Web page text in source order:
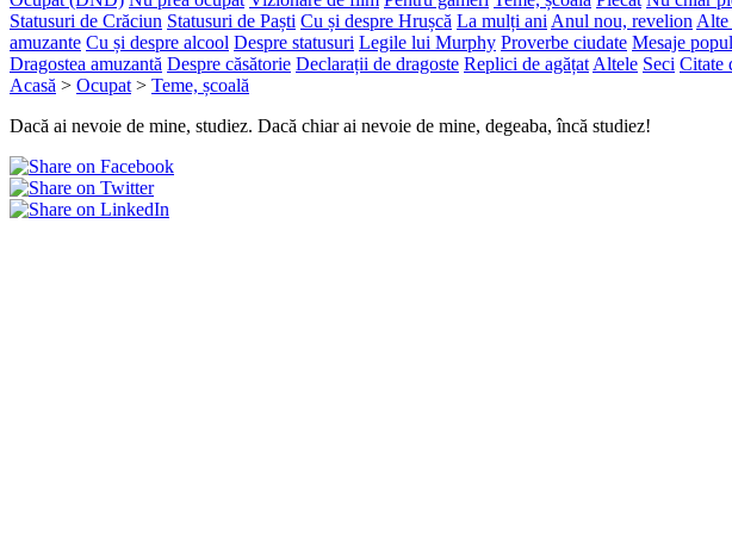
Statusuri de Crăciun Statusuri de Paști Cu și despre Hrușcă La mulți ani Anul nou, revelion Alte
amuzante Cu și despre alcool Despre statusuri Legile lui Murphy Proverbe ciudate Mesaje
Dragostea amuzantă Despre căsătorie Declarații de dragoste Replici de agățat Altele Seci Citate
Acasă > Ocupat > Teme, școală
Dacă ai nevoie de mine, studiez. Dacă chiar ai nevoie de mine, degeaba, încă studiez!